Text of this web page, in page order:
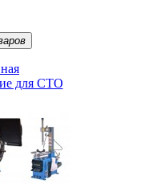
для CTO